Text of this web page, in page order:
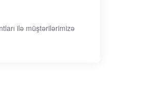
ilə müştərilərimizə